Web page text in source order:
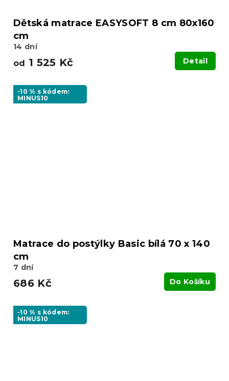
Dětská matrace EASYSOFT 8 cm 80x160
cm
14 dní
od 1 525 Kč Detail
-10 % s kódem:
MINUS10
Matrace do postýlky Basic bílá 70 x 140
cm
7 dní
686 Kč Do Košíku
-10 % s kódem:
MINUS10